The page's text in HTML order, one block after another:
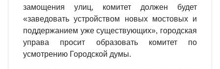
замощения улиц, комитет должен будет
«заведовать устройством новых мостовых и
поддержанием уже существующих», городская
управа просит образовать комитет по
усмотрению Городской думы.